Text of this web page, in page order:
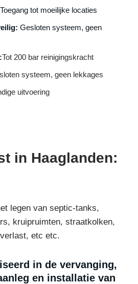
Toegang tot moeilijke locaties
Gesloten systeem, geen
Tot 200 bar reinigingskracht
systeem, geen lekkages
uitvoering
in Haaglanden:
legen van septic-tanks,
kruipruimten, straatkolken,
etc etc.
in de vervanging,
en installatie van